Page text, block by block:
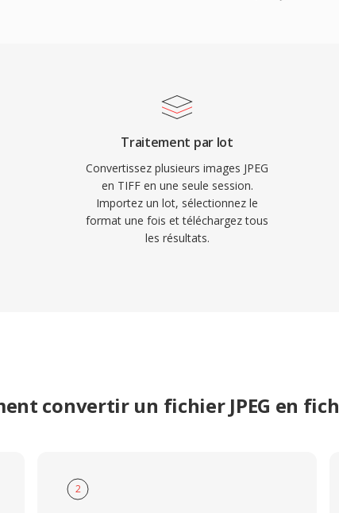
Traitement par lot
Convertissez plusieurs images JPEG
en TIFF en une seule session.
Importez un lot, sélectionnez le
format une fois et téléchargez tous
les résultats.
convertir un fichier JPEG en
2